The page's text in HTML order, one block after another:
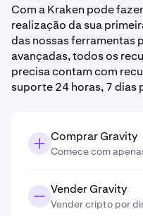
Com a Kraken pode
realização da sua
das nossas ferramentas
avançadas, todos os
precisa contam com
suporte 24 horas, 7 dias
Comprar Gravity
Comece com
Vender Gravity
Vender cripto por